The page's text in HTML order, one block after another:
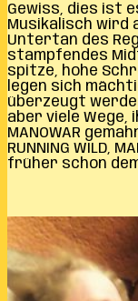
Gewiss, dies ist
Musikalisch wird
Untertan des
stampfendes
spitze, hohe
legen sich
überzeugt
aber viele Wege,
MANOWAR
RUNNING WILD,
früher schon